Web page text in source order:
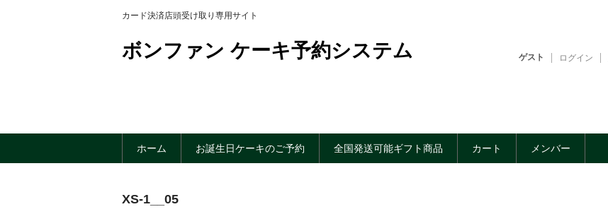
カード決済店頭受け取り専用サイト
ボンファン ケーキ予約システム ゲスト ログイン
ホーム お誕生日ケーキのご予約 全国発送可能ギフト商品 カート メンバー
XS-1__05